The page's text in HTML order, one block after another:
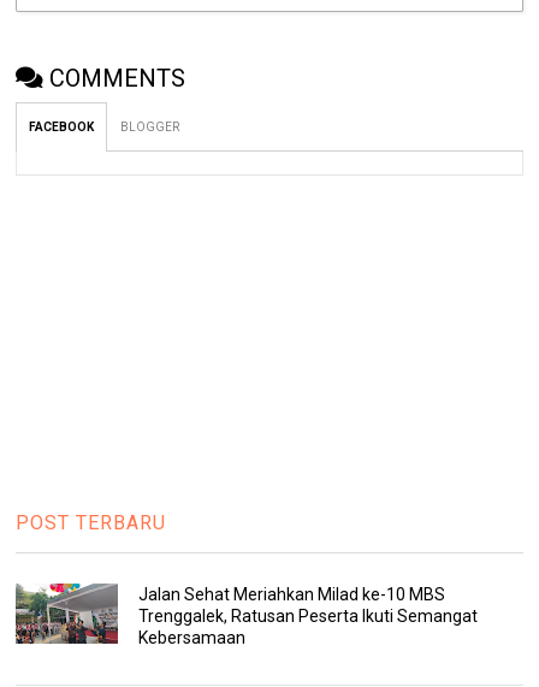
COMMENTS
FACEBOOK BLOGGER
POST TERBARU
Jalan Sehat Meriahkan Milad ke-10 MBS
Trenggalek, Ratusan Peserta Ikuti Semangat
Kebersamaan